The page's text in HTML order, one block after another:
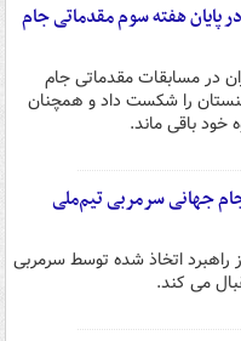
پایان هفته سوم مقدماتی جام
در مسابقات مقدماتی جام
ترکمنستان را شکست داد و همچنان
باقی ماند.
جام جهانی سرمربی تیم‌ملی
راهبرد اتخاذ شده توسط سرمربی
می کند.